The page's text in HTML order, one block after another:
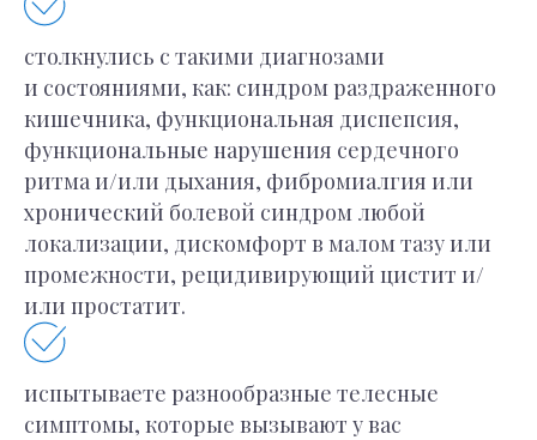
столкнулись с такими диагнозами
и состояниями, как: синдром раздраженного
кишечника, функциональная диспепсия,
функциональные нарушения сердечного
ритма и/или дыхания, фибромиалгия или
хронический болевой синдром любой
локализации, дискомфорт в малом тазу или
промежности, рецидивирующий цистит и/
или простатит.
испытываете разнообразные телесные
симптомы, которые вызывают у вас
вас
приёме
в